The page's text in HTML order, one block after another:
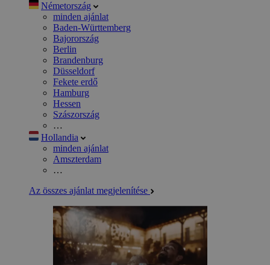
Németország
minden ajánlat
Baden-Württemberg
Bajorország
Berlin
Brandenburg
Düsseldorf
Fekete erdő
Hamburg
Hessen
Szászország
…
Hollandia
minden ajánlat
Amszterdam
…
Az összes ajánlat megjelenítése